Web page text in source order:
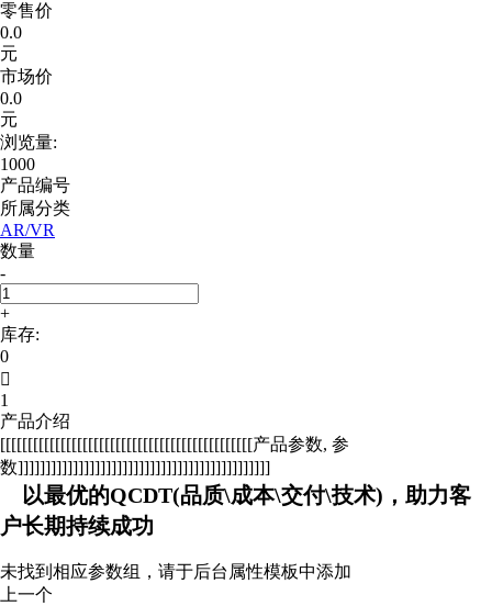
零售价
0.0
元
市场价
0.0
元
浏览量:
1000
产品编号
所属分类
AR/VR
数量
-
+
库存:
0

1
产品介绍
[[[[[[[[[[[[[[[[[[[[[[[[[[[[[[[[[[[[[[[[[[[[[[产品参数, 参
数]]]]]]]]]]]]]]]]]]]]]]]]]]]]]]]]]]]]]]]]]]]]]]
以最优的QCDT(品质\成本\交付\技术)，助力客
户长期持续成功
未找到相应参数组，请于后台属性模板中添加
上一个